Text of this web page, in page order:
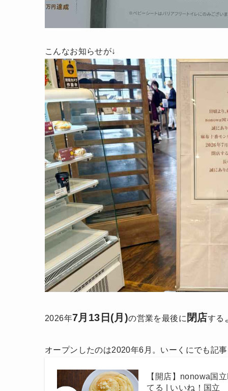
こんなお知らせが↓
2026年7月13日(月)の営業を最後に 閉店する
オープンしたのは2020年6月。いーくにでも記
【開店】nonowa国
てる | いいね！国立